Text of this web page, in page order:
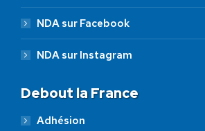
NDA sur Facebook
NDA sur Instagram
Debout la France
Adhésion